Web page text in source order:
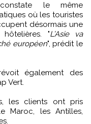
constate le même
où les touristes
désormais une
"L’Asie va
européen", prédit le
également des
Vert.
les clients ont pris
Maroc, les Antilles,